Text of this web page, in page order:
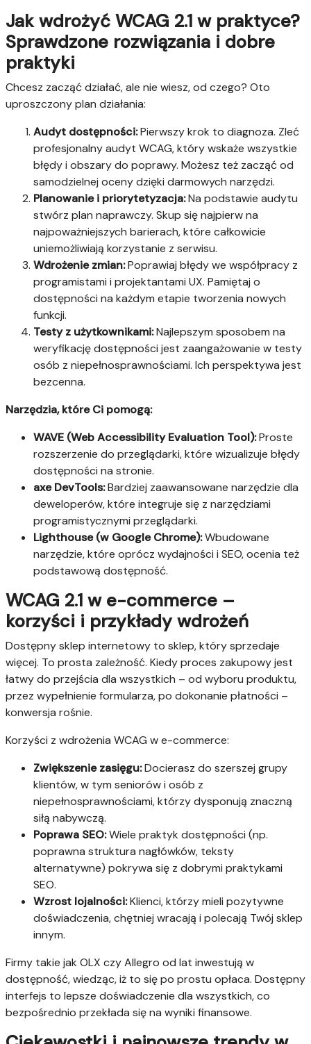
Jak wdrożyć WCAG 2.1 w praktyce?
Sprawdzone rozwiązania i dobre
praktyki
Chcesz zacząć działać, ale nie wiesz, od czego? Oto
uproszczony plan działania:
Audyt dostępności:Pierwszy krok to diagnoza. Zleć
profesjonalny audyt WCAG, który wskaże wszystkie
błędy i obszary do poprawy. Możesz też zacząć od
samodzielnej oceny dzięki darmowych narzędzi.
Planowanie i priorytetyzacja:Na podstawie audytu
stwórz plan naprawczy. Skup się najpierw na
najpoważniejszych barierach, które całkowicie
uniemożliwiają korzystanie z serwisu.
Wdrożenie zmian:Poprawiaj błędy we współpracy z
programistami i projektantami UX. Pamiętaj o
dostępności na każdym etapie tworzenia nowych
funkcji.
Testy z użytkownikami:Najlepszym sposobem na
weryfikację dostępności jest zaangażowanie w testy
osób z niepełnosprawnościami. Ich perspektywa jest
bezcenna.
Narzędzia, które Ci pomogą:
WAVE (Web Accessibility Evaluation Tool):Proste
rozszerzenie do przeglądarki, które wizualizuje błędy
dostępności na stronie.
axe DevTools:Bardziej zaawansowane narzędzie dla
deweloperów, które integruje się z narzędziami
programistycznymi przeglądarki.
Lighthouse (w Google Chrome):Wbudowane
narzędzie, które oprócz wydajności i SEO, ocenia też
podstawową dostępność.
WCAG 2.1 w e-commerce –
korzyści i przykłady wdrożeń
Dostępny sklep internetowy to sklep, który sprzedaje
więcej. To prosta zależność. Kiedy proces zakupowy jest
łatwy do przejścia dla wszystkich – od wyboru produktu,
przez wypełnienie formularza, po dokonanie płatności –
konwersja rośnie.
Korzyści z wdrożenia WCAG w e-commerce:
Zwiększenie zasięgu:Docierasz do szerszej grupy
klientów, w tym seniorów i osób z
niepełnosprawnościami, którzy dysponują znaczną
siłą nabywczą.
Poprawa SEO:Wiele praktyk dostępności (np.
poprawna struktura nagłówków, teksty
alternatywne) pokrywa się z dobrymi praktykami
SEO.
Wzrost lojalności:Klienci, którzy mieli pozytywne
doświadczenia, chętniej wracają i polecają Twój sklep
innym.
Firmy takie jak OLX czy Allegro od lat inwestują w
dostępność, wiedząc, iż to się po prostu opłaca. Dostępny
interfejs to lepsze doświadczenie dla wszystkich, co
bezpośrednio przekłada się na wyniki finansowe.